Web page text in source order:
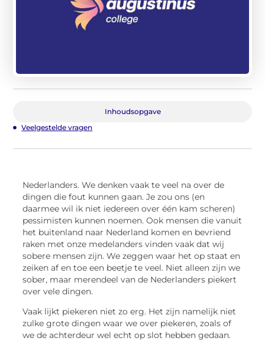
Inhoudsopgave
Veelgestelde vragen
Nederlanders. We denken vaak te veel na over de
dingen die fout kunnen gaan. Je zou ons (en
daarmee wil ik niet iedereen over één kam scheren)
pessimisten kunnen noemen. Ook mensen die vanuit
het buitenland naar Nederland komen en bevriend
raken met onze medelanders vinden vaak dat wij
sobere mensen zijn. We zeggen waar het op staat en
zeiken af en toe een beetje te veel. Niet alleen zijn we
sober, maar merendeel van de Nederlanders piekert
over vele dingen.
Vaak lijkt piekeren niet zo erg. Het zijn namelijk niet
zulke grote dingen waar we over piekeren, zoals of
we de achterdeur wel echt op slot hebben gedaan.